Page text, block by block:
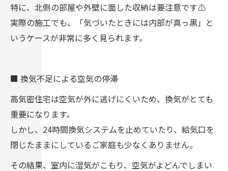
特に、北側の部屋や外壁に面した収納は要注意です⚠️
実際の施工でも、「気づいたときには内部が真っ黒」と
いうケースが非常に多く見られます。
■ 換気不足による空気の停滞
高気密住宅は空気が外に逃げにくいため、換気がとても
重要になります。
しかし、24時間換気システムを止めていたり、給気口を
閉じたままにしているご家庭も少なくありません。
その結果、室内に湿気がこもり、空気がよどんでしまい